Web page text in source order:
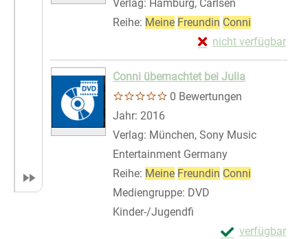
Verlag: Hamburg, Carlsen
Reihe: Meine Freundin Conni
nicht verfügbar
Exemplar-Details
Zum Download von
Conni übernachtet bei Julia
0 Bewertungen
Suche nach diesem Verfasser
Jahr: 2016
Verlag: München, Sony Music
Entertainment Germany
Reihe: Meine Freundin Conni
Mediengruppe: DVD
Kinder-/Jugendfi
verfügbar
Exemplar-